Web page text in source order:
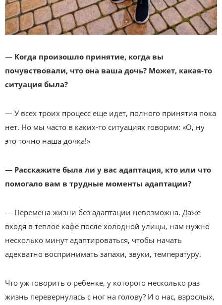
— Когда произошло принятие, когда вы
почувствовали, что она ваша дочь? Может, какая-то
ситуация была?
— У всех троих процесс еще идет, полного принятия пока
нет. Но мы часто в каких-то ситуациях говорим: «О, ну
это точно наша дочка!»
— Расскажите была ли у вас адаптация, кто или что
помогало вам в трудные моменты адаптации?
— Перемена жизни без адаптации невозможна. Даже
входя в теплое кафе после холодной улицы, нам нужно
несколько минут адаптироваться, чтобы начать
адекватно воспринимать запахи, звуки, температуру.
Что уж говорить о ребенке, у которого несколько раз
жизнь перевернулась с ног на голову? И о нас, взрослых,